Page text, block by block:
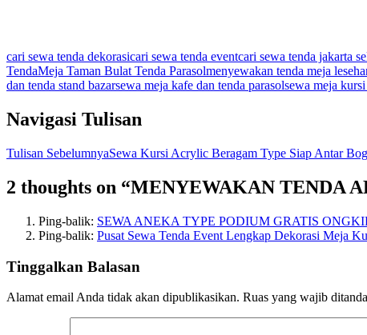
cari sewa tenda dekorasicari sewa tenda eventcari sewa tenda jakarta
TendaMeja Taman Bulat Tenda Parasolmenyewakan tenda meja
dan tenda stand bazarsewa meja kafe dan tenda parasolsewa meja
Navigasi Tulisan
Tulisan SebelumnyaSewa Kursi Acrylic Beragam Type Siap Antar
2 thoughts on “MENYEWAKAN TENDA
Ping-balik: SEWA ANEKA TYPE PODIUM GRATIS
Ping-balik: Pusat Sewa Tenda Event Lengkap Dekorasi Meja
Tinggalkan Balasan
Alamat email Anda tidak akan dipublikasikan. Ruas yang wajib